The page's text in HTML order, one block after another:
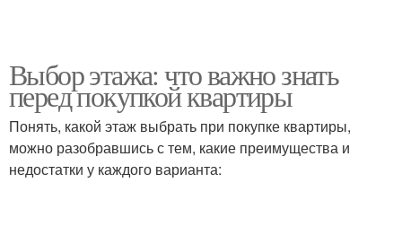
Выбор этажа: что важно знать
перед покупкой квартиры
Понять, какой этаж выбрать при покупке квартиры,
можно разобравшись с тем, какие преимущества и
недостатки у каждого варианта: